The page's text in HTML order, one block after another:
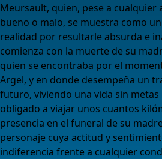
Meursault, quien, pese a cualquier
bueno o malo, se muestra como
realidad por resultarle absurda e
comienza con la muerte de su
quien se encontraba por el
Argel, y en donde desempeña un
futuro, viviendo una vida sin metas
obligado a viajar unos cuantos
presencia en el funeral de su
personaje cuya actitud y
indiferencia frente a cualquier